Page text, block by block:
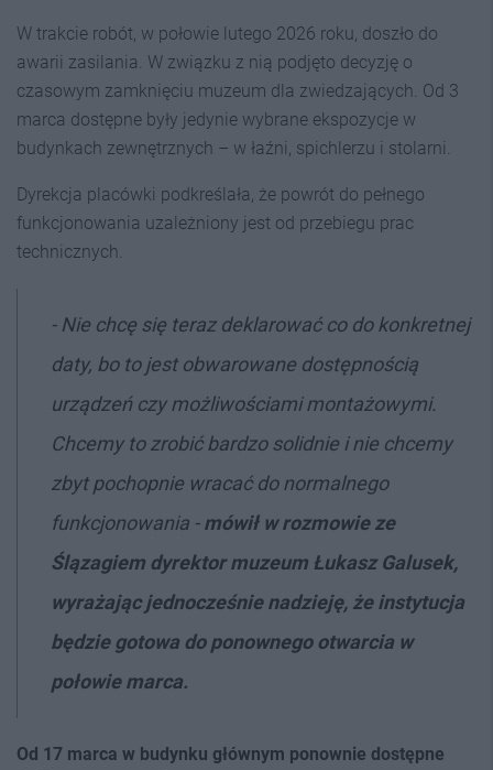
W trakcie robót, w połowie lutego 2026 roku, doszło do
awarii zasilania. W związku z nią podjęto decyzję o
czasowym zamknięciu muzeum dla zwiedzających. Od 3
marca dostępne były jedynie wybrane ekspozycje w
budynkach zewnętrznych – w łaźni, spichlerzu i stolarni.
Dyrekcja placówki podkreślała, że powrót do pełnego
funkcjonowania uzależniony jest od przebiegu prac
technicznych.
- Nie chcę się teraz deklarować co do konkretnej
daty, bo to jest obwarowane dostępnością
urządzeń czy możliwościami montażowymi.
Chcemy to zrobić bardzo solidnie i nie chcemy
zbyt pochopnie wracać do normalnego
funkcjonowania -mówił w rozmowie ze
Ślązagiem dyrektor muzeum Łukasz Galusek,
wyrażając jednocześnie nadzieję, że instytucja
będzie gotowa do ponownego otwarcia w
połowie marca.
Od 17 marca w budynku głównym ponownie dostępne